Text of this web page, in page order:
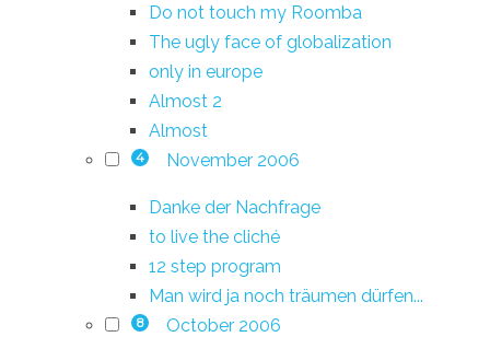
Do not touch my Roomba
The ugly face of globalization
only in europe
Almost 2
Almost
4 November 2006
Danke der Nachfrage
to live the cliché
12 step program
Man wird ja noch träumen dürfen...
8 October 2006